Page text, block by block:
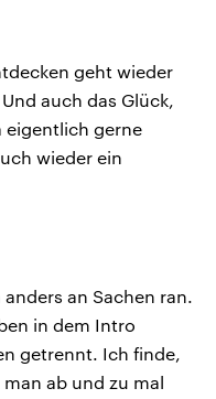
geht wieder
auch das Glück,
eigentlich gerne
wieder ein
an Sachen ran.
in dem Intro
getrennt. Ich finde,
ab und zu mal